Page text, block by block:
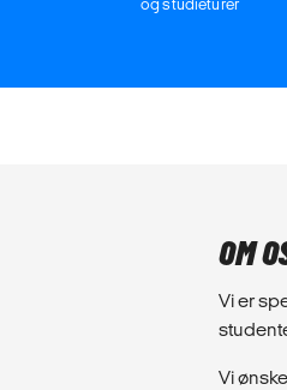
og studieturer
OM
Vi er
Vi